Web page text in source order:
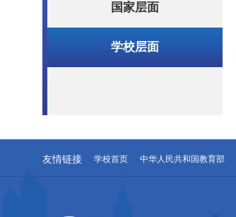
国家层面
学校层面
友情链接 学校首页 中华人民共和国教育部